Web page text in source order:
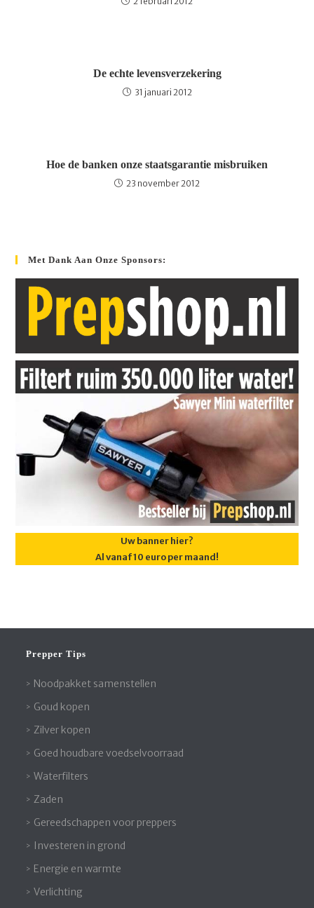
De echte levensverzekering
31 januari 2012
Hoe de banken onze staatsgarantie misbruiken
23 november 2012
Met Dank Aan Onze Sponsors:
Uw banner hier?
Al vanaf 10 euro per maand!
Prepper Tips
Noodpakket samenstellen
Goud kopen
Zilver kopen
Goed houdbare voedselvoorraad
Waterfilters
Zaden
Gereedschappen voor preppers
Investeren in grond
Energie en warmte
Verlichting